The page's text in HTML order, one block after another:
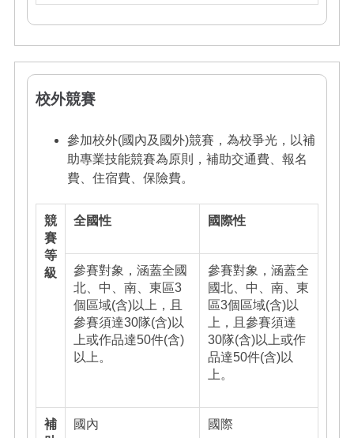
校外競賽
參加校外(國內及國外)競賽，為校爭光，以補
助專業技能競賽為原則，補助交通費、報名
費、住宿費、保險費。
競
賽
等
級
全國性 國際性
參賽對象，涵蓋全國
北、中、南、東區3
個區域(含)以上，且
參賽須達30隊(含)以
上或作品達50件(含)
以上。
參賽對象，涵蓋全
國北、中、南、東
區3個區域(含)以
上，且參賽須達
30隊(含)以上或作
品達50件(含)以
上。
補
國內 國際